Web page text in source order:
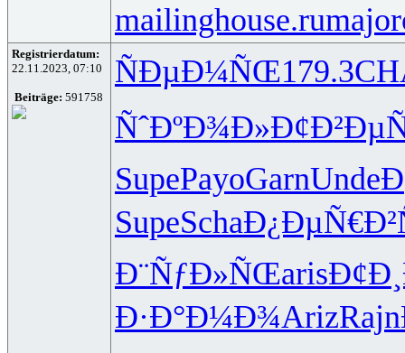
mailinghouse.ru
Registrierdatum:
22.11.2023, 07:10
Beiträge: 591758
ÑÐµÐ¼ÑŒ179.3
ÑˆÐºÐ¾Ð»
SupePayoGarnUnde
SupeSchaÐ¿ÐµÑ€Ð²
Ð¨ÑƒÐ»ÑŒaris
Ð·Ð°Ð¼Ð¾ArizRajn